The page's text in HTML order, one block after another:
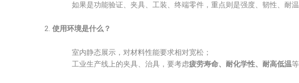
如果是功能验证、夹具、工装、终端零件，重点则是强度、韧性、耐温
使用环境是什么？
室内静态展示，对材料性能要求相对宽松；
工业生产线上的夹具、治具，要考虑疲劳寿命、耐化学性、耐高低温等